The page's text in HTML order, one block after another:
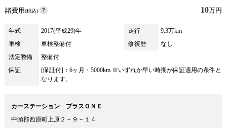
諸費用(税込) 10万円
年式 2017(平成29)年 走行
9.3万km
車検
車検整備付 修復歴
なし
法定整備
整備付
保証
[保証付]：6ヶ月・5000km ※いずれか早い時期が保証適用の条件と
なります。
カーステーション プラスＯＮＥ
中頭郡西原町上原２－９－１４